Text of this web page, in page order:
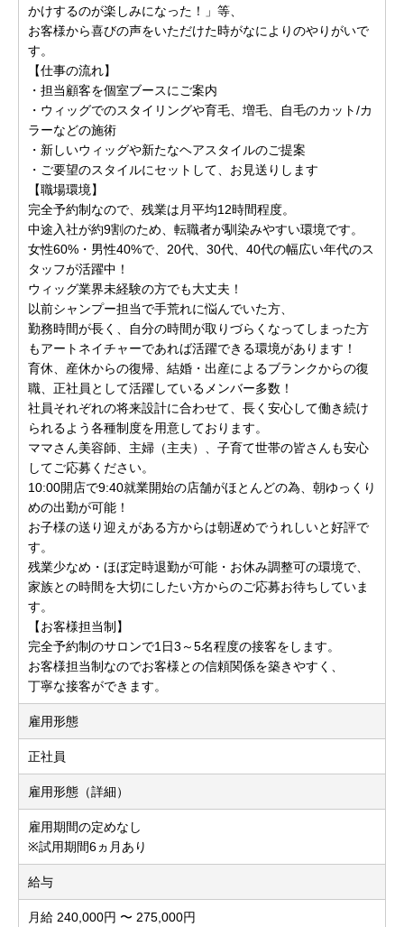
かけするのが楽しみになった！」等、
お客様から喜びの声をいただけた時がなによりのやりがいで
す。
【仕事の流れ】
・担当顧客を個室ブースにご案内
・ウィッグでのスタイリングや育毛、増毛、自毛のカット/カ
ラーなどの施術
・新しいウィッグや新たなヘアスタイルのご提案
・ご要望のスタイルにセットして、お見送りします
【職場環境】
完全予約制なので、残業は月平均12時間程度。
中途入社が約9割のため、転職者が馴染みやすい環境です。
女性60%・男性40%で、20代、30代、40代の幅広い年代のス
タッフが活躍中！
ウィッグ業界未経験の方でも大丈夫！
以前シャンプー担当で手荒れに悩んでいた方、
勤務時間が長く、自分の時間が取りづらくなってしまった方
もアートネイチャーであれば活躍できる環境があります！
育休、産休からの復帰、結婚・出産によるブランクからの復
職、正社員として活躍しているメンバー多数！
社員それぞれの将来設計に合わせて、長く安心して働き続け
られるよう各種制度を用意しております。
ママさん美容師、主婦（主夫）、子育て世帯の皆さんも安心
してご応募ください。
10:00開店で9:40就業開始の店舗がほとんどの為、朝ゆっくり
めの出勤が可能！
お子様の送り迎えがある方からは朝遅めでうれしいと好評で
す。
残業少なめ・ほぼ定時退勤が可能・お休み調整可の環境で、
家族との時間を大切にしたい方からのご応募お待ちしていま
す。
【お客様担当制】
完全予約制のサロンで1日3～5名程度の接客をします。
お客様担当制なのでお客様との信頼関係を築きやすく、
丁寧な接客ができます。
雇用形態
正社員
雇用形態（詳細）
雇用期間の定めなし
※試用期間6ヵ月あり
給与
月給 240,000円 〜 275,000円